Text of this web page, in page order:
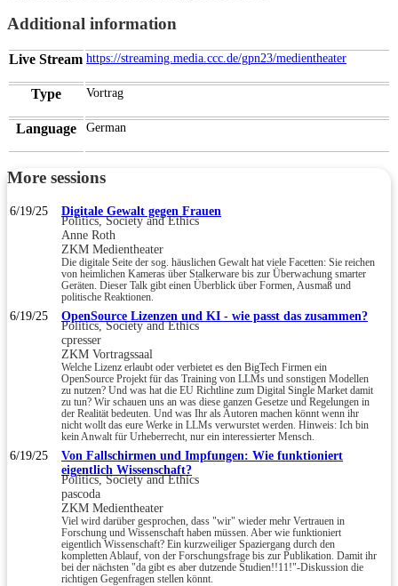
Additional information
Live Stream https://streaming.media.ccc.de/gpn23/medientheater
Type Vortrag
Language German
More sessions
6/19/25 Digitale Gewalt gegen Frauen
Politics, Society and Ethics
Anne Roth
ZKM Medientheater
Die digitale Seite der sog. häuslichen Gewalt hat viele Facetten: Sie reichen
von heimlichen Kameras über Stalkerware bis zur Überwachung smarter
Geräten. Dieser Talk gibt einen Überblick über Formen, Ausmaß und
politische Reaktionen.
6/19/25 OpenSource Lizenzen und KI - wie passt das zusammen?
Politics, Society and Ethics
cpresser
ZKM Vortragssaal
Welche Lizenz erlaubt oder verbietet es den BigTech Firmen ein
OpenSource Projekt für das Training von LLMs und sonstigen Modellen
zu nutzen? Und was hat die EU Richtline zum Digital Single Market damit
zu tun? Wir schauen uns an was diese ganzen Gesetze und Regelungen in
der Realität bedeuten. Und was Ihr als Autoren machen könnt wenn ihr
nicht wollt das eure Werke in LLMs verwurstet werden. Hinweis: Ich bin
kein Anwalt für Urheberrecht, nur ein interessierter Mensch.
6/19/25
Von Fallschirmen und Impfungen: Wie funktioniert
eigentlich Wissenschaft?
Politics, Society and Ethics
pascoda
ZKM Medientheater
Viel wird darüber gesprochen, dass "wir" wieder mehr Vertrauen in
Forschung und Wissenschaft haben müssen. Aber wie funktioniert
eigentlich Wissenschaft? Ein kurzweiliger Spaziergang durch den
kompletten Ablauf, von der Forschungsfrage bis zur Publikation. Damit ihr
bei der nächsten "da gibt es aber dutzende Studien!!11!"-Diskussion die
richtigen Gegenfragen stellen könnt.